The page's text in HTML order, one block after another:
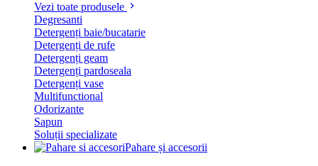
Vezi toate produsele
Degresanti
Detergenți baie/bucatarie
Detergenți de rufe
Detergenți geam
Detergenți pardoseala
Detergenți vase
Multifunctional
Odorizante
Sapun
Soluții specializate
Pahare și accesorii